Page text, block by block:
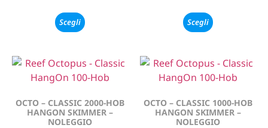
Scegli Scegli
OCTO – CLASSIC 2000-HOB
HANGON SKIMMER –
NOLEGGIO
OCTO – CLASSIC 1000-HOB
HANGON SKIMMER –
NOLEGGIO